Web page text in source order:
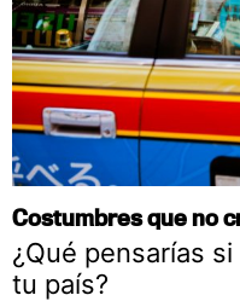
Costumbres que no
¿Qué pensarías
tu país?